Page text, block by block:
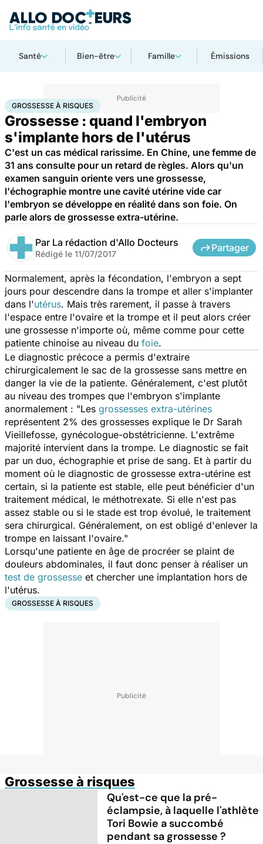
Santé Bien-être Famille Émissions
AccueilFamilleGrossesseGrossesse à risques
GROSSESSE À RISQUES
Grossesse : quand l'embryon
s'implante hors de l'utérus
C'est un cas médical rarissime. En Chine, une femme de
31 ans consulte pour un retard de règles. Alors qu'un
examen sanguin oriente vers une grossesse,
l'échographie montre une cavité utérine vide car
l'embryon se développe en réalité dans son foie. On
parle alors de grossesse extra-utérine.
Par La rédaction d'Allo Docteurs
Rédigé le 11/07/2017
Partager
Normalement, après la fécondation, l'embryon a sept
jours pour descendre dans la trompe et aller s'implanter
dans l'utérus. Mais très rarement, il passe à travers
l'espace entre l'ovaire et la trompe et il peut alors créer
une grossesse n'importe où, même comme pour cette
patiente chinoise au niveau du foie.
Le diagnostic précoce a permis d'extraire
chirurgicalement le sac de la grossesse sans mettre en
danger la vie de la patiente. Généralement, c'est plutôt
au niveau des trompes que l'embryon s'implante
anormalement : "Les grossesses extra-utérines
représentent 2% des grossesses explique le Dr Sarah
Vieillefosse, gynécologue-obstétricienne. L'extrême
majorité intervient dans la trompe. Le diagnostic se fait
par un duo, échographie et prise de sang. Et à partir du
moment où le diagnostic de grossesse extra-utérine est
certain, si la patiente est stable, elle peut bénéficier d'un
traitement médical, le méthotrexate. Si elle n'est pas
assez stable ou si le stade est trop évolué, le traitement
sera chirurgical. Généralement, on est obligé d'enlever la
trompe en laissant l'ovaire."
Lorsqu'une patiente en âge de procréer se plaint de
douleurs abdominales, il faut donc penser à réaliser un
test de grossesse et chercher une implantation hors de
l'utérus.
GROSSESSE À RISQUES
Grossesse à risques
Qu'est-ce que la pré-
éclampsie, à laquelle l'athlète
Tori Bowie a succombé
pendant sa grossesse ?